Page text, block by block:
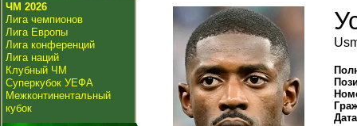
ЧМ 2026
Лига чемпионов
Лига Европы
Лига конференций
Лига наций
Клубный ЧМ
Суперкубок УЕФА
Межконтинентальный
кубок